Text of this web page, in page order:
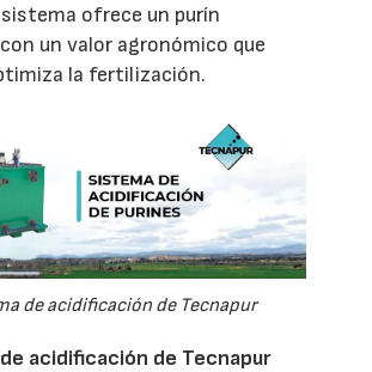
sistema ofrece un purín
un valor agronómico que
la fertilización.
de acidificación de Tecnapur
acidificación de Tecnapur